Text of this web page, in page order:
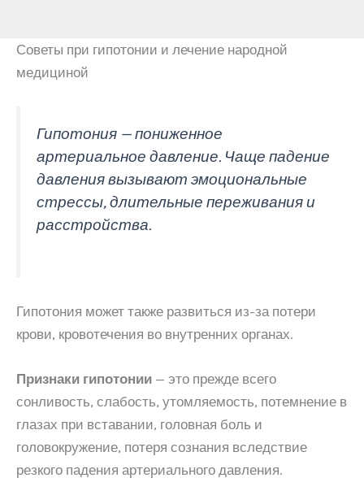
Советы при гипотонии и лечение народной
медициной
Гипотония — пониженное
артериальное давление. Чаще падение
давления вызывают эмоциональные
стрессы, длительные переживания и
расстройства.
Гипотония может также развиться из-за потери
крови, кровотечения во внутренних органах.
Признаки гипотонии — это прежде всего
сонливость, слабость, утомляемость, потемнение в
глазах при вставании, головная боль и
головокружение, потеря сознания вследствие
резкого падения артериального давления.